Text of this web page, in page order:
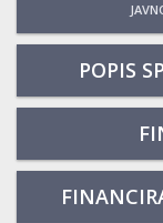
POPIS